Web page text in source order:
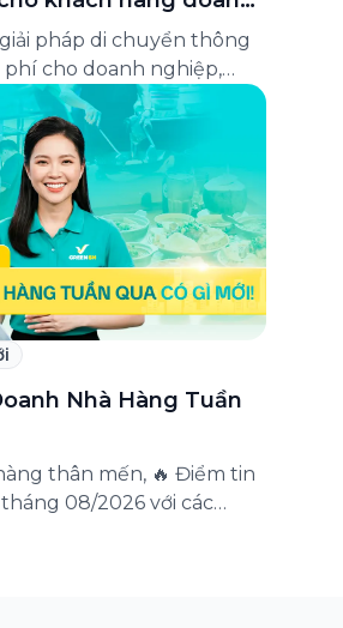
pháp di chuyển thông
cho doanh nghiệp,
hợp tác cùng VPBank
trình ưu đãi dành riêng
ký thẻ Doanh nghiệp
qua chương trình,
tận hưởng nhiều ưu […]
Nhà Hàng Tuần
thân mến, 🔥 Điểm tin
08/2026 với các